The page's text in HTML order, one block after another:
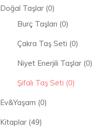
Doğal Taşlar (0)
Burç Taşları (0)
Çakra Taş Seti (0)
Niyet Enerjili Taşlar (0)
Şifalı Taş Seti (0)
Ev&Yaşam (0)
Kitaplar (49)